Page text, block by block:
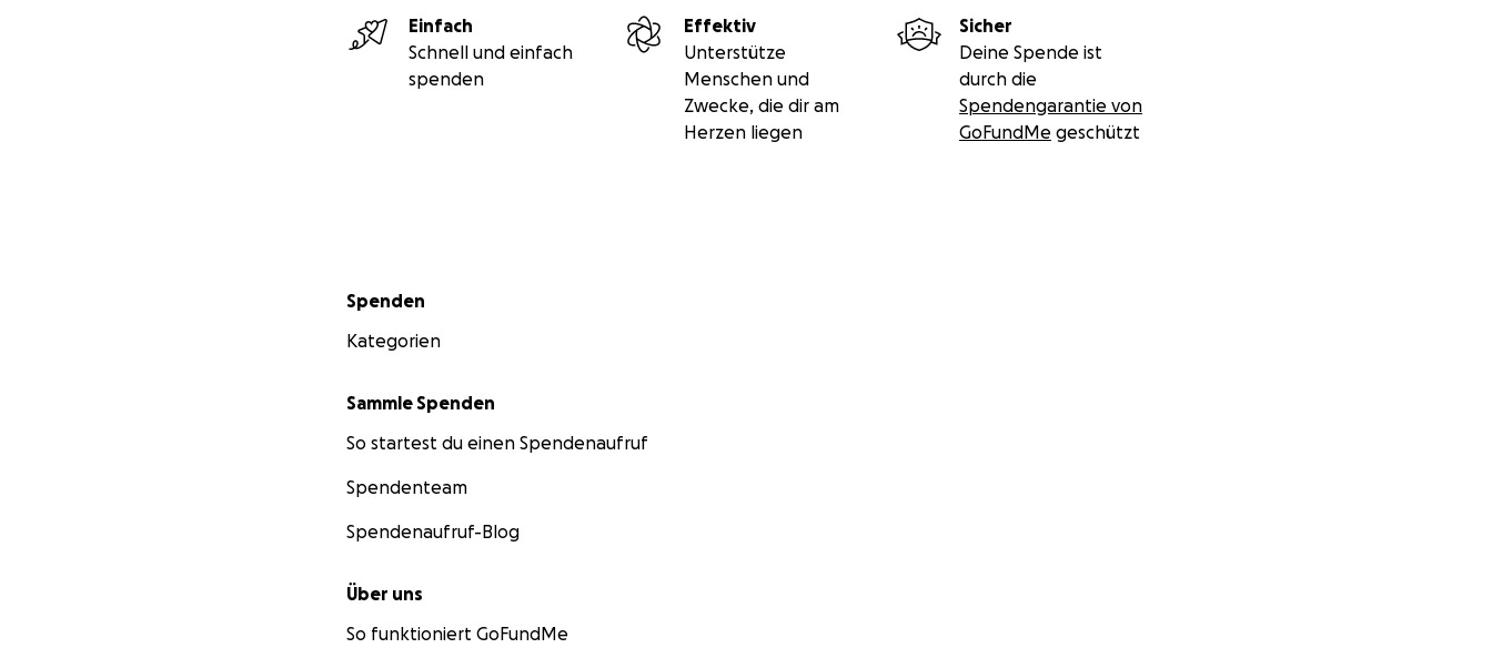
Einfach
Schnell und einfach
spenden
Effektiv
Unterstütze
Menschen und
Zwecke, die dir am
Herzen liegen
Sicher
Deine Spende ist
durch die
Spendengarantie von
GoFundMe geschützt
Sekundärmenü
Spenden
Kategorien
Sammle Spenden
So startest du einen Spendenaufruf
Spendenteam
Spendenaufruf-Blog
Über uns
So funktioniert GoFundMe